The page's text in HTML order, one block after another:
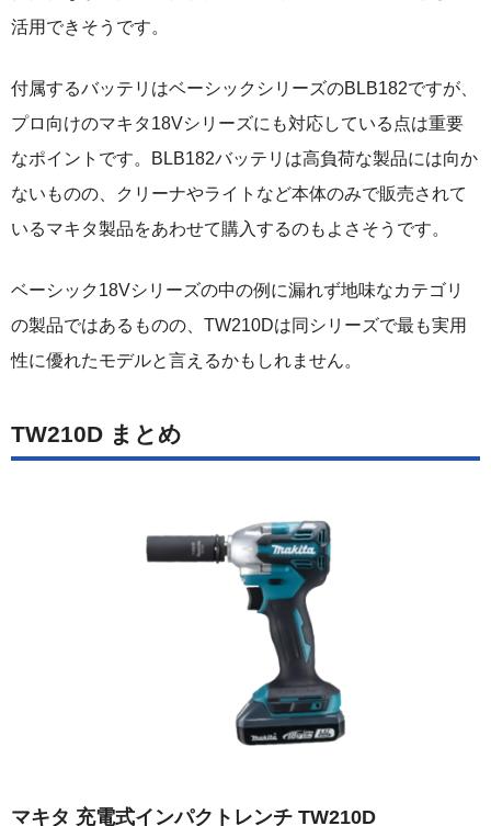
活用できそうです。
付属するバッテリはベーシックシリーズのBLB182ですが、
プロ向けのマキタ18Vシリーズにも対応している点は重要
なポイントです。BLB182バッテリは高負荷な製品には向か
ないものの、クリーナやライトなど本体のみで販売されて
いるマキタ製品をあわせて購入するのもよさそうです。
ベーシック18Vシリーズの中の例に漏れず地味なカテゴリ
の製品ではあるものの、TW210Dは同シリーズで最も実用
性に優れたモデルと言えるかもしれません。
TW210D まとめ
マキタ 充電式インパクトレンチ TW210D